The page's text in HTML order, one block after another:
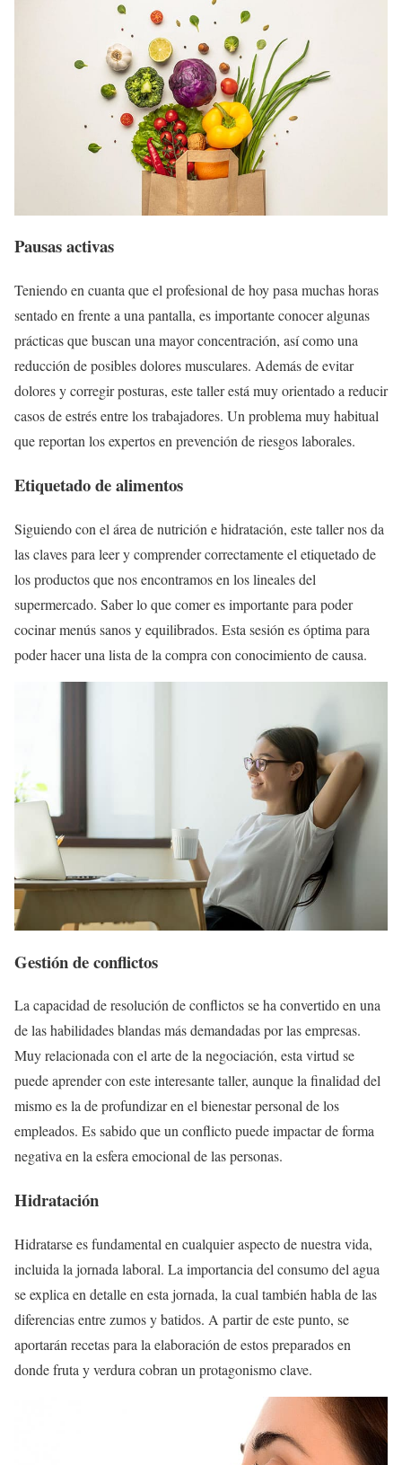
Pausas activas
Teniendo en cuanta que el profesional de hoy pasa muchas horas
sentado en frente a una pantalla, es importante conocer algunas
prácticas que buscan una mayor concentración, así como una
reducción de posibles dolores musculares. Además de evitar
dolores y corregir posturas, este taller está muy orientado a reducir
casos de estrés entre los trabajadores. Un problema muy habitual
que reportan los expertos en prevención de riesgos laborales.
Etiquetado de alimentos
Siguiendo con el área de nutrición e hidratación, este taller nos da
las claves para leer y comprender correctamente el etiquetado de
los productos que nos encontramos en los lineales del
supermercado. Saber lo que comer es importante para poder
cocinar menús sanos y equilibrados. Esta sesión es óptima para
poder hacer una lista de la compra con conocimiento de causa.
Gestión de conflictos
La capacidad de resolución de conflictos se ha convertido en una
de las habilidades blandas más demandadas por las empresas.
Muy relacionada con el arte de la negociación, esta virtud se
puede aprender con este interesante taller, aunque la finalidad del
mismo es la de profundizar en el bienestar personal de los
empleados. Es sabido que un conflicto puede impactar de forma
negativa en la esfera emocional de las personas.
Hidratación
Hidratarse es fundamental en cualquier aspecto de nuestra vida,
incluida la jornada laboral. La importancia del consumo del agua
se explica en detalle en esta jornada, la cual también habla de las
diferencias entre zumos y batidos. A partir de este punto, se
aportarán recetas para la elaboración de estos preparados en
donde fruta y verdura cobran un protagonismo clave.